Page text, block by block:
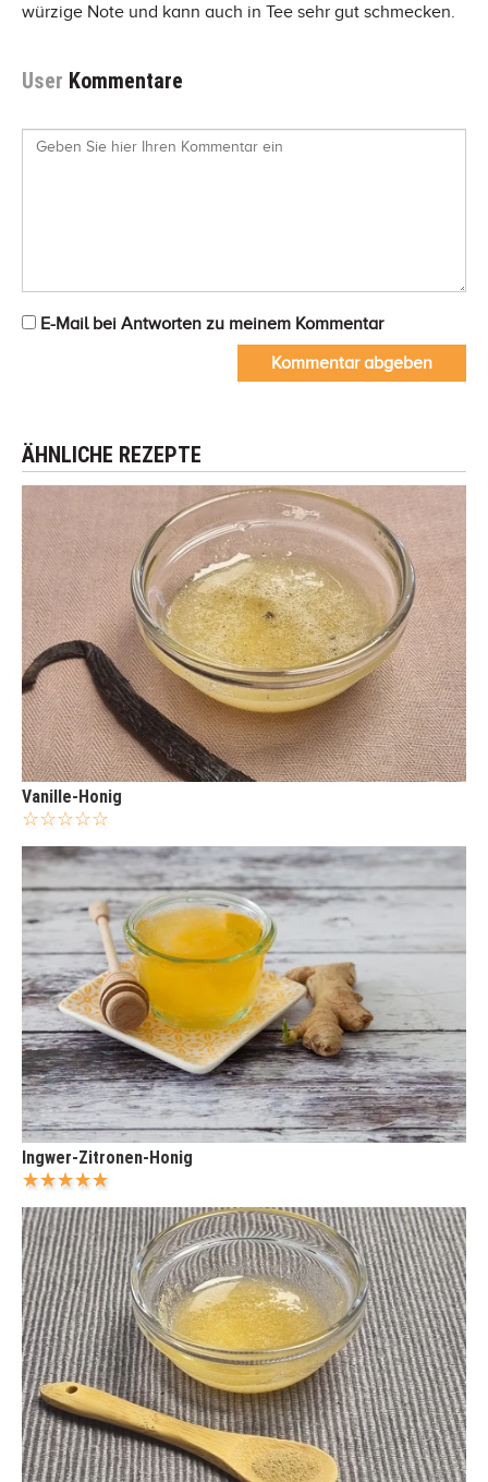
würzige Note und kann auch in Tee sehr gut schmecken.
User Kommentare
E-Mail bei Antworten zu meinem Kommentar
Kommentar abgeben
ÄHNLICHE REZEPTE
Vanille-Honig
Ingwer-Zitronen-Honig